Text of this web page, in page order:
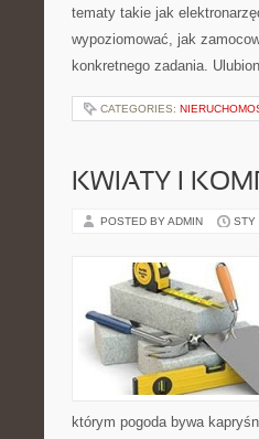
tematy takie jak
wypoziomować, jak
konkretnego zadania.
CATEGORIES:
KWIATY I
POSTED BY ADMIN STY
którym pogoda bywa